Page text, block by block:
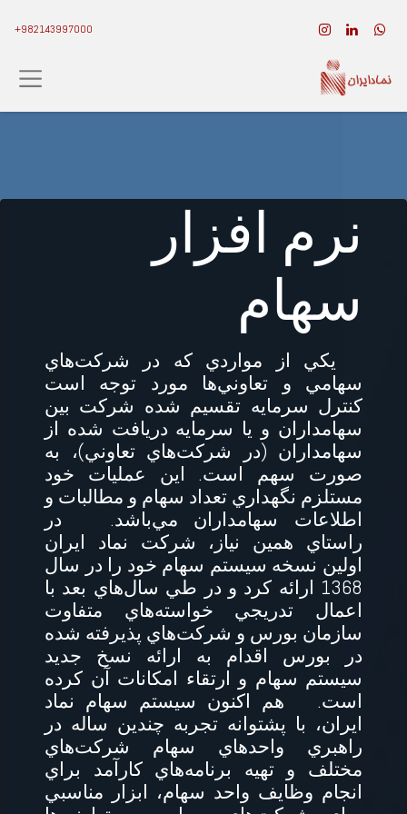
نرم افزار
سهام
يكي از مواردي كه در شركت‌هاي
سهامي و تعاوني‌ها مورد توجه است
كنترل سرمايه تقسيم شده شركت بين
سهامداران و يا سرمايه دريافت شده از
سهامداران (در شركت‌هاي تعاوني)، به
صورت سهم است. اين عمليات خود
مستلزم نگهداري تعداد سهام و مطالبات و
اطلاعات سهامداران مي‌باشد.
در
راستاي همين نياز، شركت نماد ايران
اولين نسخه سيستم سهام خود را در سال
1368 ارائه كرد و در طي سال‌هاي بعد با
اعمال تدريجي خواسته‌هاي متفاوت
سازمان بورس و شركت‌هاي پذيرفته شده
در بورس اقدام به ارائه نسخ جديد
سيستم سهام و ارتقاء امكانات آن كرده
است.
هم اكنون سيستم سهام نماد
ايران، با پشتوانه تجربه چندين ساله در
راهبري واحدهاي سهام شركت‌هاي
مختلف و تهيه برنامه‌هاي كارآمد براي
انجام وظايف واحد سهام، ابزار مناسبي